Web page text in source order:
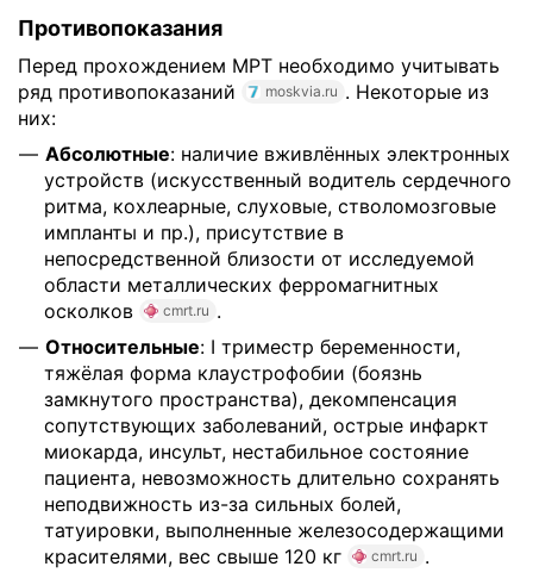
Противопоказания
Перед прохождением МРТ необходимо учитывать
ряд противопоказаний
moskvia.ru . Некоторые из
них:
Абсолютные: наличие вживлённых электронных
устройств (искусственный водитель сердечного
ритма, кохлеарные, слуховые, стволомозговые
импланты и пр.), присутствие в
непосредственной близости от исследуемой
области металлических ферромагнитных
осколков
cmrt.ru .
Относительные: I триместр беременности,
тяжёлая форма клаустрофобии (боязнь
замкнутого пространства), декомпенсация
сопутствующих заболеваний, острые инфаркт
миокарда, инсульт, нестабильное состояние
пациента, невозможность длительно сохранять
неподвижность из-за сильных болей,
татуировки, выполненные железосодержащими
красителями, вес свыше 120 кг
cmrt.ru .